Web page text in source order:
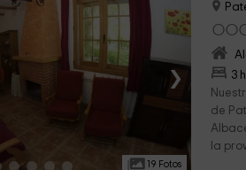
›
19 Fotos
3
de
la